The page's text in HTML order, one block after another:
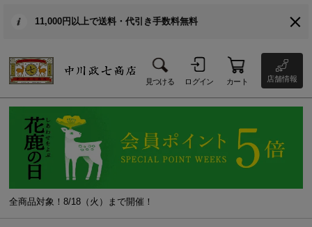
11,000円以上で送料・代引き手数料無料
見つける ログイン カート 店舗情報
全商品対象！8/18（火）まで開催！